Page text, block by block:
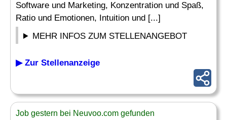
Software und Marketing, Konzentration und Spaß,
Ratio und Emotionen, Intuition und [...]
MEHR INFOS ZUM STELLENANGEBOT
▶ Zur Stellenanzeige
Job gestern bei Neuvoo.com gefunden